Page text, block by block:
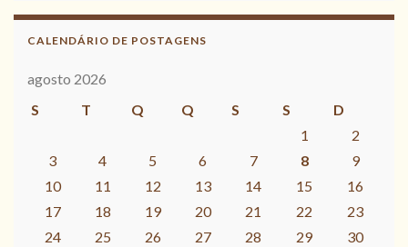
CALENDÁRIO DE POSTAGENS
agosto 2026
S
T Q Q S S
D
1
2
3
4 5 6 7 8
9
10
11 12 13 14 15
16
17
18 19 20 21 22
23
24
25 26 27 28 29
30